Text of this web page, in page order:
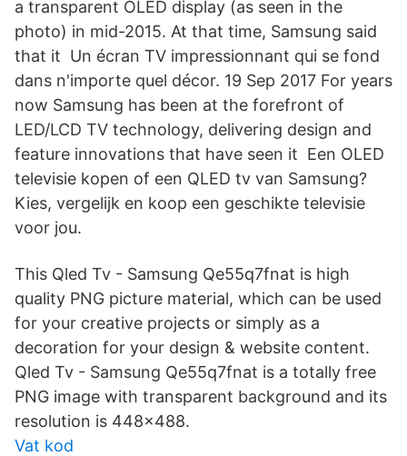
a transparent OLED display (as seen in the
photo) in mid-2015. At that time, Samsung said
that it Un écran TV impressionnant qui se fond
dans n'importe quel décor. 19 Sep 2017 For years
now Samsung has been at the forefront of
LED/LCD TV technology, delivering design and
feature innovations that have seen it Een OLED
televisie kopen of een QLED tv van Samsung?
Kies, vergelijk en koop een geschikte televisie
voor jou.
This Qled Tv - Samsung Qe55q7fnat is high
quality PNG picture material, which can be used
for your creative projects or simply as a
decoration for your design & website content.
Qled Tv - Samsung Qe55q7fnat is a totally free
PNG image with transparent background and its
resolution is 448x488.
Vat kod